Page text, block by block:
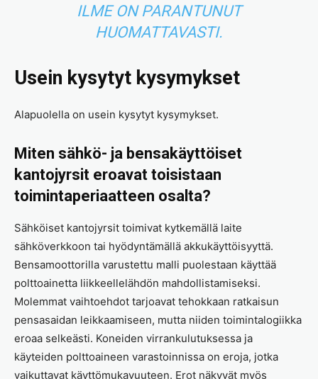
ILME ON PARANTUNUT
HUOMATTAVASTI.
Usein kysytyt kysymykset
Alapuolella on usein kysytyt kysymykset.
Miten sähkö- ja bensakäyttöiset
kantojyrsit eroavat toisistaan
toimintaperiaatteen osalta?
Sähköiset kantojyrsit toimivat kytkemällä laite
sähköverkkoon tai hyödyntämällä akkukäyttöisyyttä.
Bensamoottorilla varustettu malli puolestaan käyttää
polttoainetta liikkeellelähdön mahdollistamiseksi.
Molemmat vaihtoehdot tarjoavat tehokkaan ratkaisun
pensasaidan leikkaamiseen, mutta niiden toimintalogiikka
eroaa selkeästi. Koneiden virrankulutuksessa ja
käyteiden polttoaineen varastoinnissa on eroja, jotka
vaikuttavat käyttömukavuuteen. Erot näkyvät myös